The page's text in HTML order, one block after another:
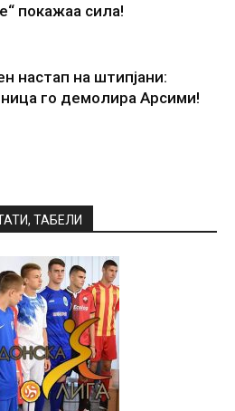
покажаа сила!
настап на штипјани:
го демолира Арсими!
ТАБЕЛИ